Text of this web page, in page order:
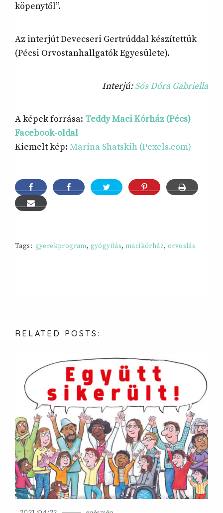
köpenytől”.
Az interjút Devecseri Gertrúddal készítettük
(Pécsi Orvostanhallgatók Egyesülete).
Interjú:Sós Dóra Gabriella
A képek forrása: Teddy Maci Kórház (Pécs)
Facebook-oldal
Kiemelt kép: Marina Shatskih (Pexels.com)
Tags: gyerekprogram, gyógyítás, macikórház, orvoslás
RELATED POSTS: